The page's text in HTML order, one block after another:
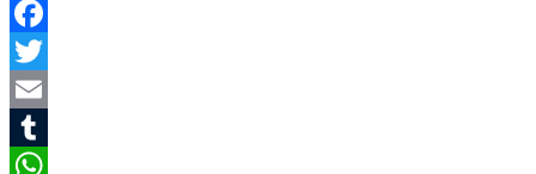
Facebook
Twitter
Email
Tumblr